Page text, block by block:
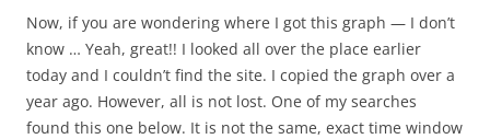
Now, if you are wondering where I got this graph — I don’t
know … Yeah, great!! I looked all over the place earlier
today and I couldn’t find the site. I copied the graph over a
year ago. However, all is not lost. One of my searches
found this one below. It is not the same, exact time window